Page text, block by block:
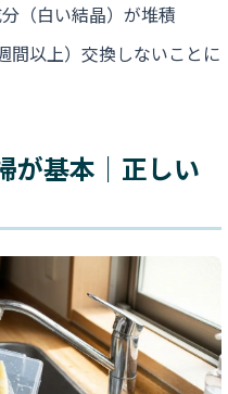
（白い結晶）が堆積
間以上）交換しないことに
が基本｜正しい